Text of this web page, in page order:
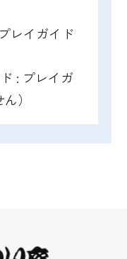
レイガイド
ド : プレイガ
）